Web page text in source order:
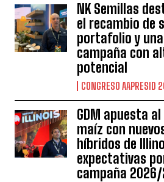
NK Semillas
el recambio de
portafolio y una
campaña con
potencial
CONGRESO AAPRESID
GDM apuesta al
maíz con
híbridos de
expectativas
campaña